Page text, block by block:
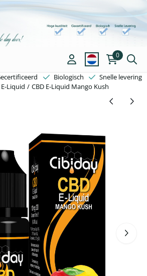
Kies instellingen of sta alle
0
Biologisch
Snelle levering
E-Liquid / CBD E-Liquid Mango Kush